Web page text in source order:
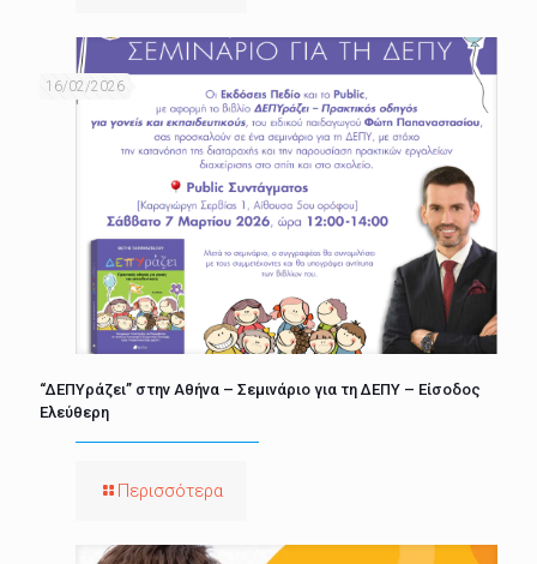
16/02/2026
“ΔΕΠΥράζει” στην Αθήνα – Σεμινάριο για τη ΔΕΠΥ – Είσοδος
Ελεύθερη
Περισσότερα